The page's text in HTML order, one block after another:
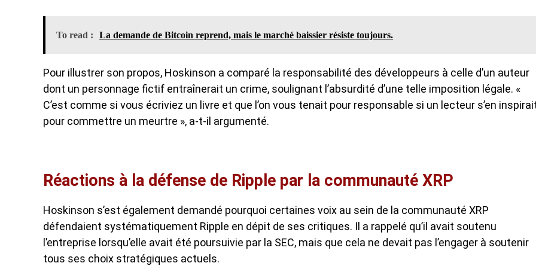
To read : La demande de Bitcoin reprend, mais le marché baissier résiste toujours.
Pour illustrer son propos, Hoskinson a comparé la responsabilité des développeurs à celle d’un auteur
dont un personnage fictif entraînerait un crime, soulignant l’absurdité d’une telle imposition légale. «
C’est comme si vous écriviez un livre et que l’on vous tenait pour responsable si un lecteur s’en
pour commettre un meurtre », a-t-il argumenté.
Réactions à la défense de Ripple par la communauté XRP
Hoskinson s’est également demandé pourquoi certaines voix au sein de la communauté XRP
défendaient systématiquement Ripple en dépit de ses critiques. Il a rappelé qu’il avait soutenu
l’entreprise lorsqu’elle avait été poursuivie par la SEC, mais que cela ne devait pas l’engager à soutenir
tous ses choix stratégiques actuels.